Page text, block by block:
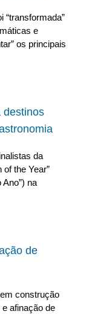
“transformada”
e
os principais
destinos
da
of the Year”
na
de
construção
afinação de